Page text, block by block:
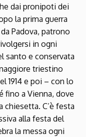
dai pronipoti dei
la prima guerra
Padova, patrono
in ogni
santo e conservata
triestino
1914 e poi – con lo
fino a Vienna, dove
C’è festa
alla festa del
la messa ogni